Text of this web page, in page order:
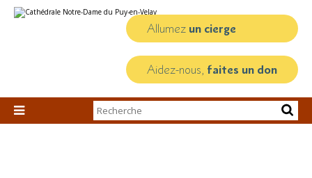
au
personnels
Allumez un cierge
Aidez-nous, faites un don

Chercher par
Recherche